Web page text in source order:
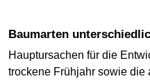
Baumarten
Hauptursachen für die
trockene Frühjahr sowie